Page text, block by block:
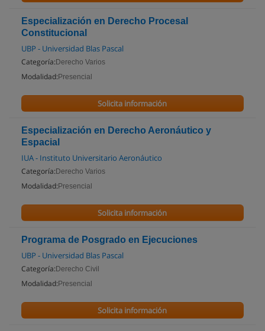
Especialización en Derecho Procesal
Constitucional
UBP - Universidad Blas Pascal
Categoría: Derecho Varios
Modalidad: Presencial
Solicita información
Especialización en Derecho Aeronáutico y
Espacial
IUA - Instituto Universitario Aeronáutico
Categoría: Derecho Varios
Modalidad: Presencial
Solicita información
Programa de Posgrado en Ejecuciones
UBP - Universidad Blas Pascal
Categoría: Derecho Civil
Modalidad: Presencial
Solicita información